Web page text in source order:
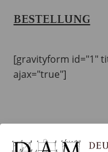
BESTELLUNG
[gravityform id="1"
ajax="true"]